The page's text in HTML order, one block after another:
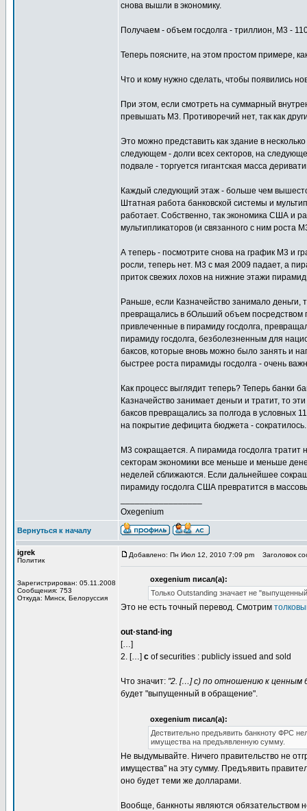
снова вышли в экономику.
Получаем - объем госдолга - триллион, М3 -
Теперь поясните, на этом простом примере,
Что и кому нужно сделать, чтобы появились
При этом, если смотреть на суммарный
превышать M3. Противоречий нет, так как
Это можно представить как здание в
следующем - долги всех секторов, на
подвале - торгуется гигантская масса
Каждый следующий этаж - больше чем
Штатная работа банковской системы и
работает. Собственно, так экономика США и
мультипликаторов (и связанного с ним роста
А теперь - посмотрите снова на график M3 и
росли, теперь нет. М3 с мая 2009 падает, а
приток свежих лохов на нижние этажи
Раньше, если Казначейство занимало деньги,
превращались в бОльший объем посредством
привлеченные в пирамиду госдолга,
пирамиду госдолга, безболезненным для
баксов, которые вновь можно было занять и
быстрее роста пирамиды госдолга - очень
Как процесс выглядит теперь? Теперь банки
Казначейство занимает деньги и тратит, то
баксов превращались за полгода в условных
на покрытие дефицита бюджета - сократилось.
М3 сокращается. А пирамида госдолга
секторам экономики все меньше и меньше
неделей сближаются. Если дальнейшее
пирамиду госдолга США превратится в
Oxegenium
Вернуться к началу
igrek
Политик
Зарегистрирован: 05.11.2008
Сообщения: 753
Откуда: Минск, Белоруссия
Добавлено: Пн Июл 12, 2010 7:09 pm Заголовок
oxegenium писал(а):
Только Outstanding значает не
Это не есть точный перевод. Смотрим
out·stand·ing
[…]
2. […] c of securities : publicly issued and sold
Что значит: "2. […] c) по отношению к ценным
будет "выпущенный в обращение".
oxegenium писал(а):
Дествительно предъявить банкноту ФРС
имущества на предъявленную сумму.
Не выдумывайте. Ничего правительство не
имущества" на эту сумму. Предъявить
оно будет теми же долларами.
Вообще, банкноты являются обязательством